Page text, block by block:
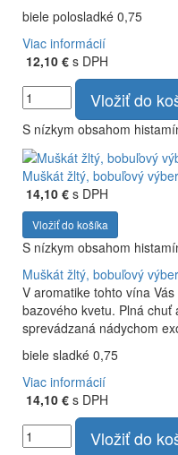
biele polosladké 0,75
Viac informácií
12,10 € s DPH
Vložiť do
S nízkym obsahom
Muškát žltý, bobuľový
14,10 € s DPH
Vložiť do košíka
S nízkym obsahom
Muškát žltý, bobuľový
V aromatike tohto vína
bazového kvetu. Plná
sprevádzaná nádychom
biele sladké 0,75
Viac informácií
14,10 € s DPH
Vložiť do